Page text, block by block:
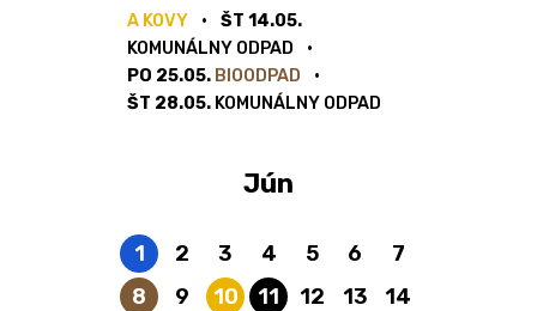
A KOVY
ŠT 14.05.
KOMUNÁLNY ODPAD
PO 25.05. BIOODPAD
ŠT 28.05. KOMUNÁLNY ODPAD
Jún
1
Papier
2 3 4 5 6
7
8
Bioodpad
9 10
Plasty a kovy
11
Komunálny odpad
12 13
14